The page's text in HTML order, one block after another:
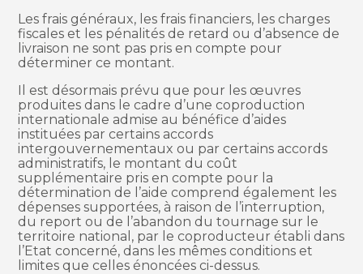
Les frais généraux, les frais financiers, les charges
fiscales et les pénalités de retard ou d’absence de
livraison ne sont pas pris en compte pour
déterminer ce montant.
Il est désormais prévu que pour les œuvres
produites dans le cadre d’une coproduction
internationale admise au bénéfice d’aides
instituées par certains accords
intergouvernementaux ou par certains accords
administratifs, le montant du coût
supplémentaire pris en compte pour la
détermination de l’aide comprend également les
dépenses supportées, à raison de l’interruption,
du report ou de l’abandon du tournage sur le
territoire national, par le coproducteur établi dans
l’Etat concerné, dans les mêmes conditions et
limites que celles énoncées ci-dessus.